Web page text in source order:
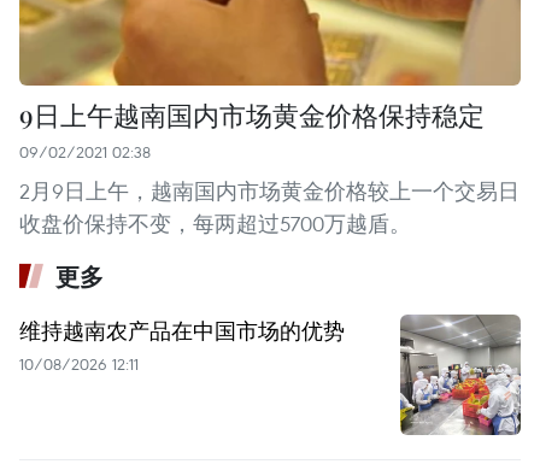
9日上午越南国内市场黄金价格保持稳定
09/02/2021 02:38
2月9日上午，越南国内市场黄金价格较上一个交易日
收盘价保持不变，每两超过5700万越盾。
更多
维持越南农产品在中国市场的优势
10/08/2026 12:11